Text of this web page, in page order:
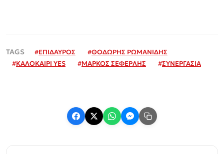
#ΕΠΙΔΑΥΡΟΣ #ΘΟΔΩΡΗΣ ΡΩΜΑΝΙΔΗΣ
#ΚΑΛΟΚΑΙΡΙ YES #ΜΑΡΚΟΣ ΣΕΦΕΡΛΗΣ #ΣΥΝΕΡΓΑΣΙΑ